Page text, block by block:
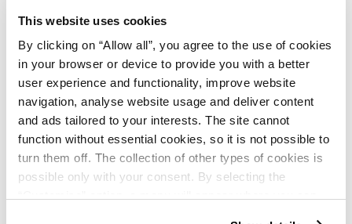
This website uses cookies
By clicking on “Allow all”, you agree to the use of cookies
in your browser or device to provide you with a better
user experience and functionality, improve website
navigation, analyse website usage and deliver content
and ads tailored to your interests. The site cannot
function without essential cookies, so it is not possible to
turn them off. The collection of other types of cookies is
possible only with your consent. By selecting the
Ali so v ceno vključeni ležalniki in senčniki?
Ali so brisače za bazen/plažo vključene v ceno?
Katere spa in wellness storitve so na voljo?